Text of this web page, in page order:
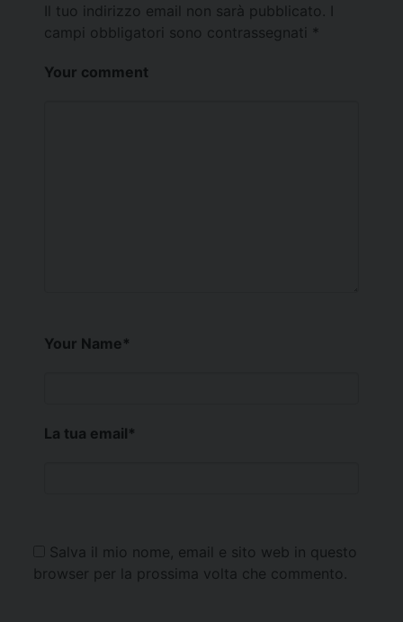
Il tuo indirizzo email non sarà pubblicato.
campi obbligatori sono contrassegnati *
Your comment
Your Name*
La tua email*
Salva il mio nome, email e sito web in questo
browser per la prossima volta che commento.